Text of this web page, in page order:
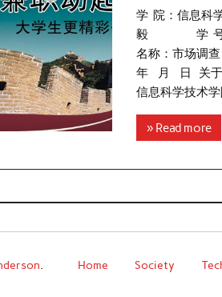
学 院：信息科
毅 学 号： 课
名称：市场调
年 月 日 关于
信息科学技术
» Read more
Home Society